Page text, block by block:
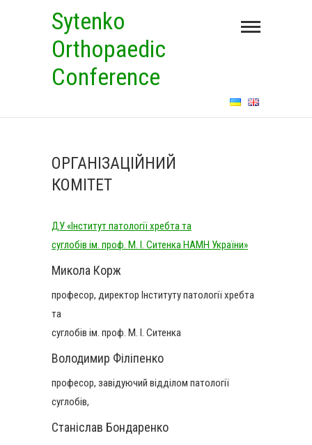
Sytenko
Orthopaedic
Conference
ОРГАНІЗАЦІЙНИЙ
КОМІТЕТ
ДУ «Інститут патології хребта та
суглобів ім. проф. М. І. Ситенка НАМН України»
Микола Корж
професор, директор Інституту патології хребта
та
суглобів ім. проф. М. І. Ситенка
Володимир Філіпенко
професор, завідуючий відділом патології
суглобів,
Станіслав Бондаренко